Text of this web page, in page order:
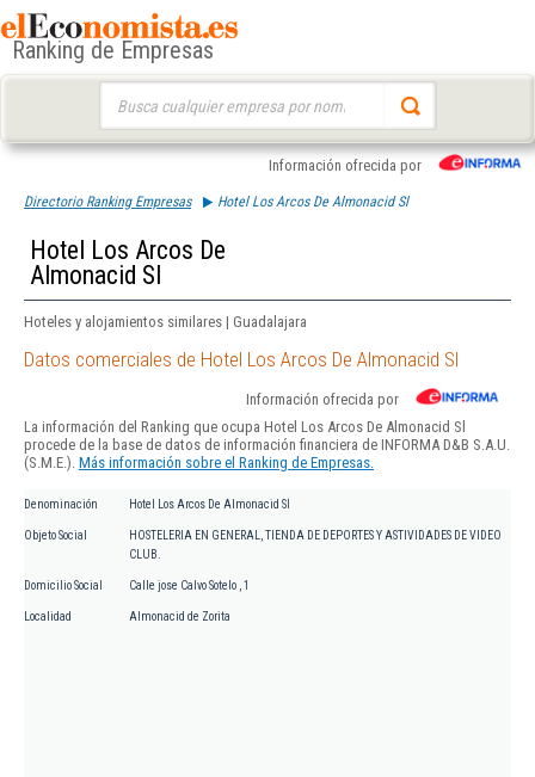
Ranking de Empresas
Información ofrecida por
Directorio Ranking Empresas Hotel Los Arcos De Almonacid Sl
Hotel Los Arcos De
Almonacid Sl
Hoteles y alojamientos similares | Guadalajara
Datos comerciales de Hotel Los Arcos De Almonacid Sl
Información ofrecida por
La información del Ranking que ocupa Hotel Los Arcos De Almonacid Sl
procede de la base de datos de información financiera de INFORMA D&B S.A.U.
(S.M.E.). Más información sobre el Ranking de Empresas.
Denominación Hotel Los Arcos De Almonacid Sl
Objeto Social
HOSTELERIA EN GENERAL, TIENDA DE DEPORTES Y ASTIVIDADES DE VIDEO
CLUB.
Domicilio Social Calle jose Calvo Sotelo , 1
Localidad Almonacid de Zorita